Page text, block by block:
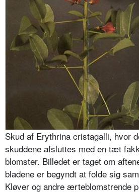
Skud af Erythrina cristagalli, hvor
skuddene afsluttes med en tæt
blomster. Billedet er taget om
bladene er begyndt at folde sig
Kløver og andre ærteblomstrende